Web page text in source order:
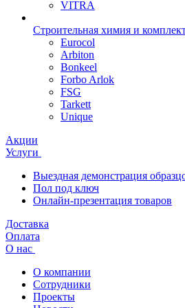
VITRA
Строительная химия и
Eurocol
Arbiton
Bonkeel
Forbo Arlok
FSG
Tarkett
Unique
Акции
Услуги
Выездная демонстрация
Пол под ключ
Онлайн-презентация товаров
Доставка
Оплата
О нас
О компании
Сотрудники
Проекты